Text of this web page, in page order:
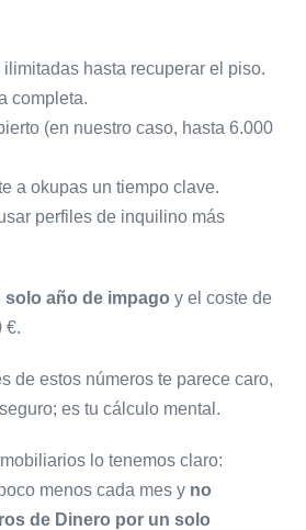
hasta recuperar el piso.
completa.
(en nuestro caso, hasta 6.000
a okupas un tiempo clave.
perfiles de inquilino más
solo año de impago y el coste de
€.
de estos números te parece caro,
es tu cálculo mental.
lo tenemos claro:
menos cada mes y no
de Dinero por un solo